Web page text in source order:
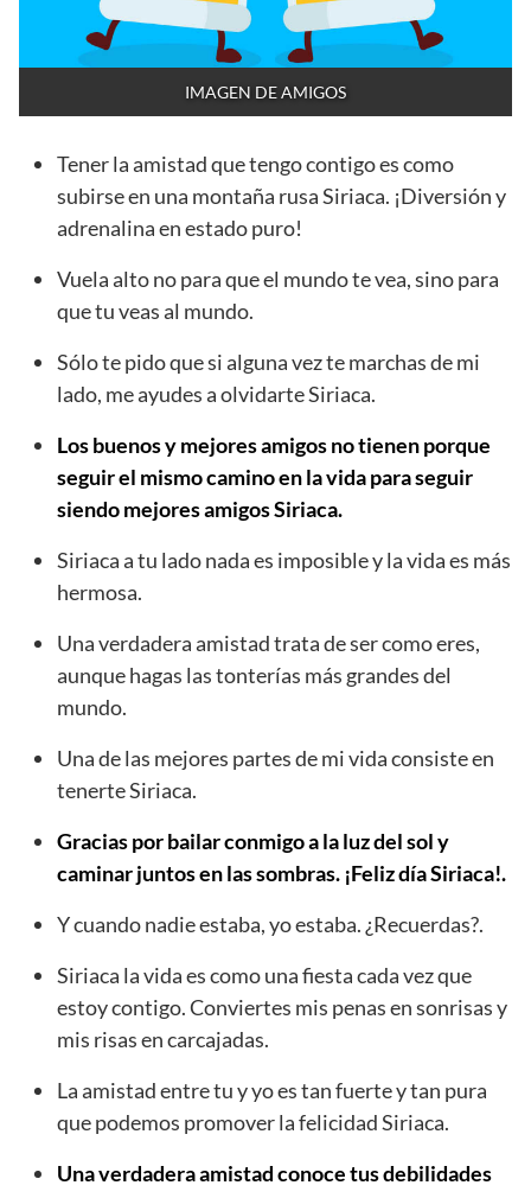
IMAGEN DE AMIGOS
Tener la amistad que tengo contigo es como
subirse en una montaña rusa Siriaca. ¡Diversión y
adrenalina en estado puro!
Vuela alto no para que el mundo te vea, sino para
que tu veas al mundo.
Sólo te pido que si alguna vez te marchas de mi
lado, me ayudes a olvidarte Siriaca.
Los buenos y mejores amigos no tienen porque
seguir el mismo camino en la vida para seguir
siendo mejores amigos Siriaca.
Siriaca a tu lado nada es imposible y la vida es más
hermosa.
Una verdadera amistad trata de ser como eres,
aunque hagas las tonterías más grandes del
mundo.
Una de las mejores partes de mi vida consiste en
tenerte Siriaca.
Gracias por bailar conmigo a la luz del sol y
caminar juntos en las sombras. ¡Feliz día Siriaca!.
Y cuando nadie estaba, yo estaba. ¿Recuerdas?.
Siriaca la vida es como una fiesta cada vez que
estoy contigo. Conviertes mis penas en sonrisas y
mis risas en carcajadas.
La amistad entre tu y yo es tan fuerte y tan pura
que podemos promover la felicidad Siriaca.
Una verdadera amistad conoce tus debilidades